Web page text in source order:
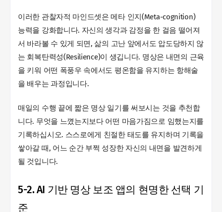
이러한 관찰자적 마인드셋은 메타 인지(Meta-cognition)
능력을 강화합니다. 자신의 생각과 감정을 한 걸음 떨어져
서 바라볼 수 있게 되면, 삶의 고난 앞에서도 압도당하지 않
는 회복탄력성(Resilience)이 생깁니다. 명상은 내면의 근육
을 키워 어떤 폭풍우 속에서도 평온함을 유지하는 항해술
을 배우는 과정입니다.
매일의 수행 끝에 짧은 명상 일기를 써보시는 것을 추천합
니다. 무엇을 느꼈는지보다 어떤 마음가짐으로 임했는지를
기록하십시오. 스스로에게 친절한 태도를 유지하며 기록을
쌓아갈 때, 어느 순간 부쩍 성장한 자신의 내면을 발견하게
될 것입니다.
5-2. AI 기반 명상 보조 앱의 현명한 선택 기
준